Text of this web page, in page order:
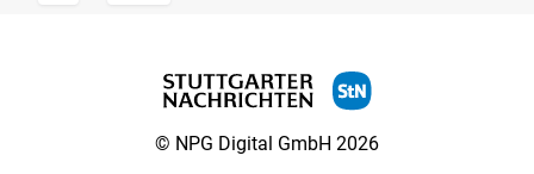
© NPG Digital GmbH 2026